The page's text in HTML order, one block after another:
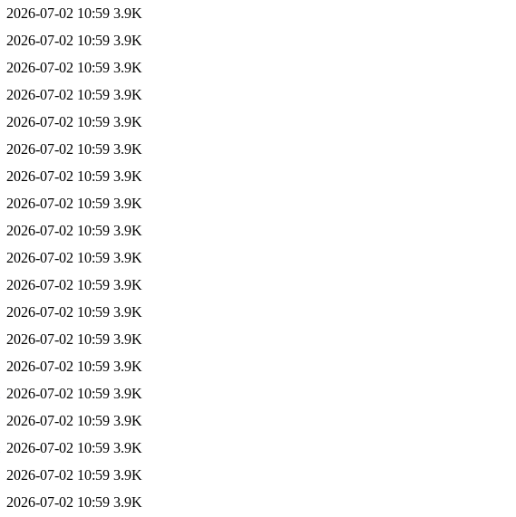
2026-07-02 10:59 3.9K
2026-07-02 10:59 3.9K
2026-07-02 10:59 3.9K
2026-07-02 10:59 3.9K
2026-07-02 10:59 3.9K
2026-07-02 10:59 3.9K
2026-07-02 10:59 3.9K
2026-07-02 10:59 3.9K
2026-07-02 10:59 3.9K
2026-07-02 10:59 3.9K
2026-07-02 10:59 3.9K
2026-07-02 10:59 3.9K
2026-07-02 10:59 3.9K
2026-07-02 10:59 3.9K
2026-07-02 10:59 3.9K
2026-07-02 10:59 3.9K
2026-07-02 10:59 3.9K
2026-07-02 10:59 3.9K
2026-07-02 10:59 3.9K